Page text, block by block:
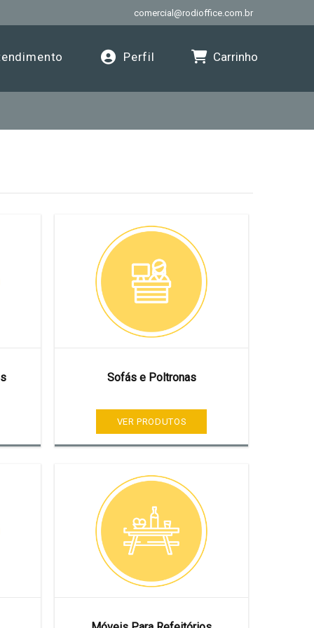
comercial@rodioffice.com.br
Perfil Carrinho
Sofás e Poltronas
VER PRODUTOS